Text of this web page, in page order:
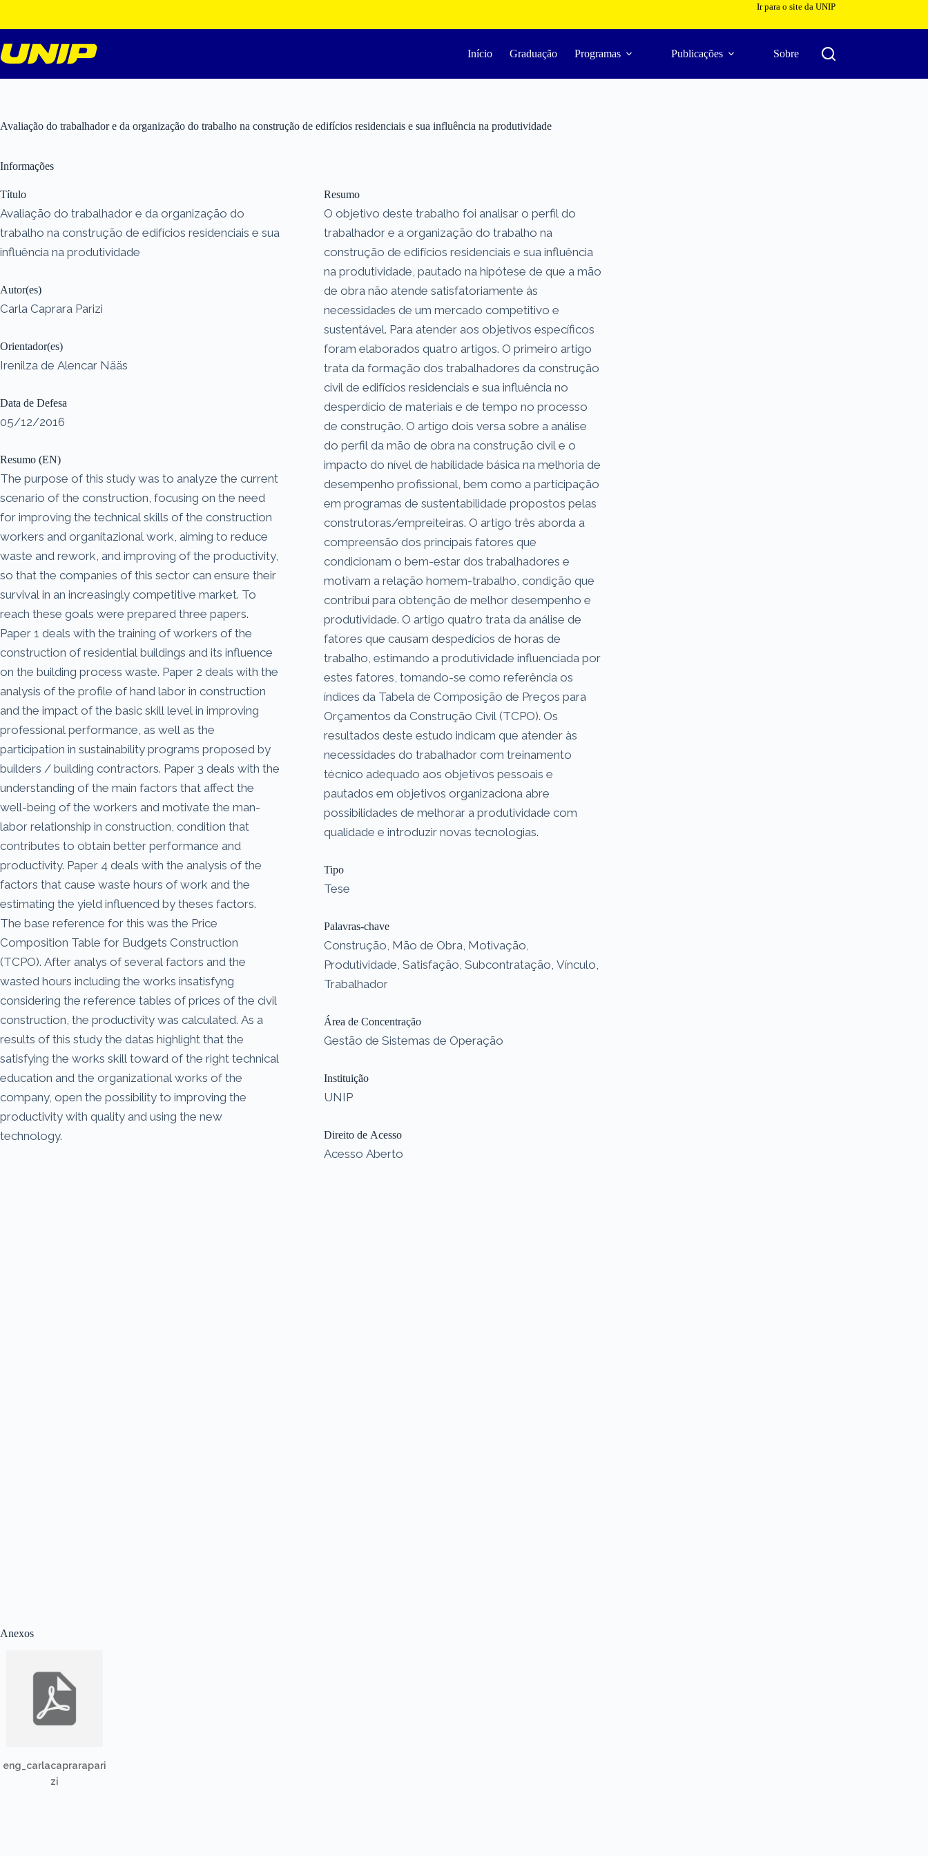
o
conteúdo
Ir para o site da UNIP
Início Graduação Programas Publicações Sobre
Avaliação do trabalhador e da organização do trabalho na construção de edifícios residenciais e sua influência na produtividade
Anexos
eng_carlacaprarapari
zi
Informações
Título
Avaliação do trabalhador e da organização do
trabalho na construção de edifícios residenciais e sua
influência na produtividade
Autor(es)
Carla Caprara Parizi
Orientador(es)
Irenilza de Alencar Nääs
Data de Defesa
05/12/2016
Resumo (EN)
The purpose of this study was to analyze the current
scenario of the construction, focusing on the need
for improving the technical skills of the construction
workers and organitazional work, aiming to reduce
waste and rework, and improving of the productivity,
so that the companies of this sector can ensure their
survival in an increasingly competitive market. To
reach these goals were prepared three papers.
Paper 1 deals with the training of workers of the
construction of residential buildings and its influence
on the building process waste. Paper 2 deals with the
analysis of the profile of hand labor in construction
and the impact of the basic skill level in improving
professional performance, as well as the
participation in sustainability programs proposed by
builders / building contractors. Paper 3 deals with the
understanding of the main factors that affect the
well-being of the workers and motivate the man-
labor relationship in construction, condition that
contributes to obtain better performance and
productivity. Paper 4 deals with the analysis of the
factors that cause waste hours of work and the
estimating the yield influenced by theses factors.
The base reference for this was the Price
Composition Table for Budgets Construction
(TCPO). After analys of several factors and the
wasted hours including the works insatisfyng
considering the reference tables of prices of the civil
construction, the productivity was calculated. As a
results of this study the datas highlight that the
satisfying the works skill toward of the right technical
education and the organizational works of the
company, open the possibility to improving the
productivity with quality and using the new
technology.
Resumo
O objetivo deste trabalho foi analisar o perfil do
trabalhador e a organização do trabalho na
construção de edifícios residenciais e sua influência
na produtividade, pautado na hipótese de que a mão
de obra não atende satisfatoriamente às
necessidades de um mercado competitivo e
sustentável. Para atender aos objetivos específicos
foram elaborados quatro artigos. O primeiro artigo
trata da formação dos trabalhadores da construção
civil de edifícios residenciais e sua influência no
desperdício de materiais e de tempo no processo
de construção. O artigo dois versa sobre a análise
do perfil da mão de obra na construção civil e o
impacto do nível de habilidade básica na melhoria de
desempenho profissional, bem como a participação
em programas de sustentabilidade propostos pelas
construtoras/empreiteiras. O artigo três aborda a
compreensão dos principais fatores que
condicionam o bem-estar dos trabalhadores e
motivam a relação homem-trabalho, condição que
contribui para obtenção de melhor desempenho e
produtividade. O artigo quatro trata da análise de
fatores que causam despedícios de horas de
trabalho, estimando a produtividade influenciada por
estes fatores, tomando-se como referência os
índices da Tabela de Composição de Preços para
Orçamentos da Construção Civil (TCPO). Os
resultados deste estudo indicam que atender às
necessidades do trabalhador com treinamento
técnico adequado aos objetivos pessoais e
pautados em objetivos organizaciona abre
possibilidades de melhorar a produtividade com
qualidade e introduzir novas tecnologias.
Tipo
Tese
Palavras-chave
Construção, Mão de Obra, Motivação,
Produtividade, Satisfação, Subcontratação, Vínculo,
Trabalhador
Área de Concentração
Gestão de Sistemas de Operação
Instituição
UNIP
Direito de Acesso
Acesso Aberto